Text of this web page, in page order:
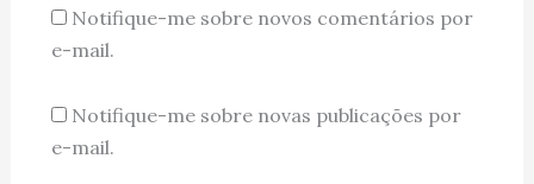
Notifique-me sobre novos comentários por
e-mail.
Notifique-me sobre novas publicações por
e-mail.